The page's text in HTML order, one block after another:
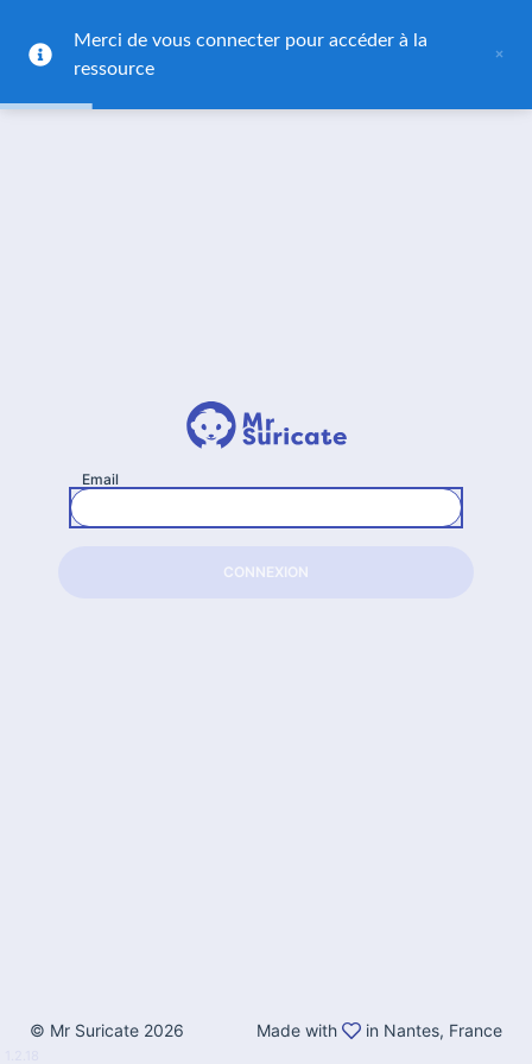
Email
CONNEXION
© Mr Suricate 2026 Made with in Nantes, France
Merci de vous connecter pour accéder à la
ressource
×